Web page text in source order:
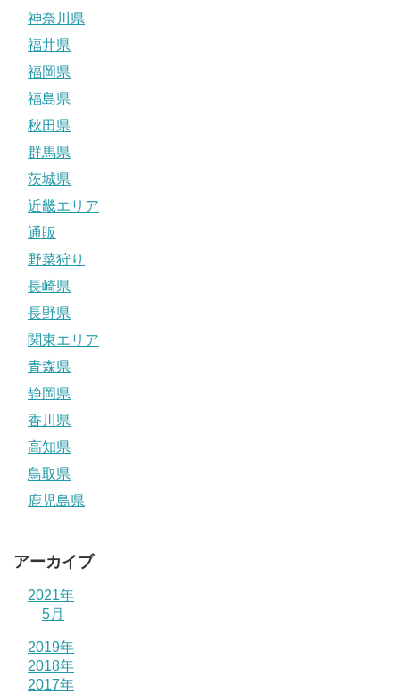
神奈川県
福井県
福岡県
福島県
秋田県
群馬県
茨城県
近畿エリア
通販
野菜狩り
長崎県
長野県
関東エリア
青森県
静岡県
香川県
高知県
鳥取県
鹿児島県
アーカイブ
2021年
5月
2019年
2018年
2017年